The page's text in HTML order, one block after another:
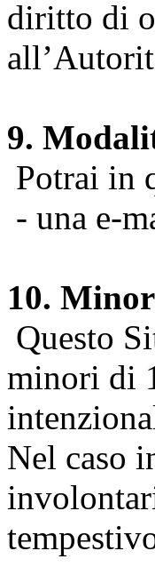
diritto di
9.
Potrai in
- una e-
10.
Questo
minori di
Nel caso